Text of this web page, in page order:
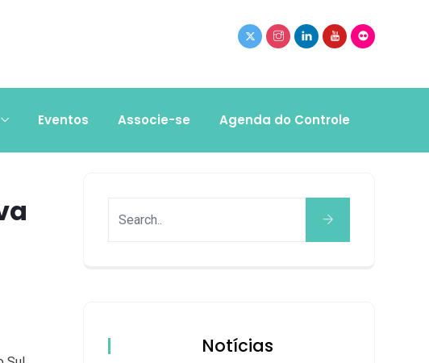
Eventos Associe-se Agenda do Controle
Notícias